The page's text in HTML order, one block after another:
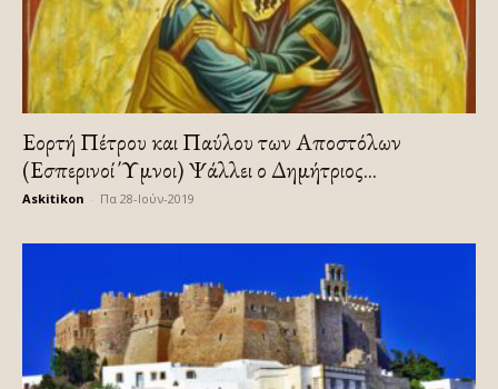
Εορτή Πέτρου και Παύλου των Αποστόλων
(Εσπερινοί Ύμνοι) Ψάλλει ο Δημήτριος...
Askitikon Πα 28-Ιούν-2019